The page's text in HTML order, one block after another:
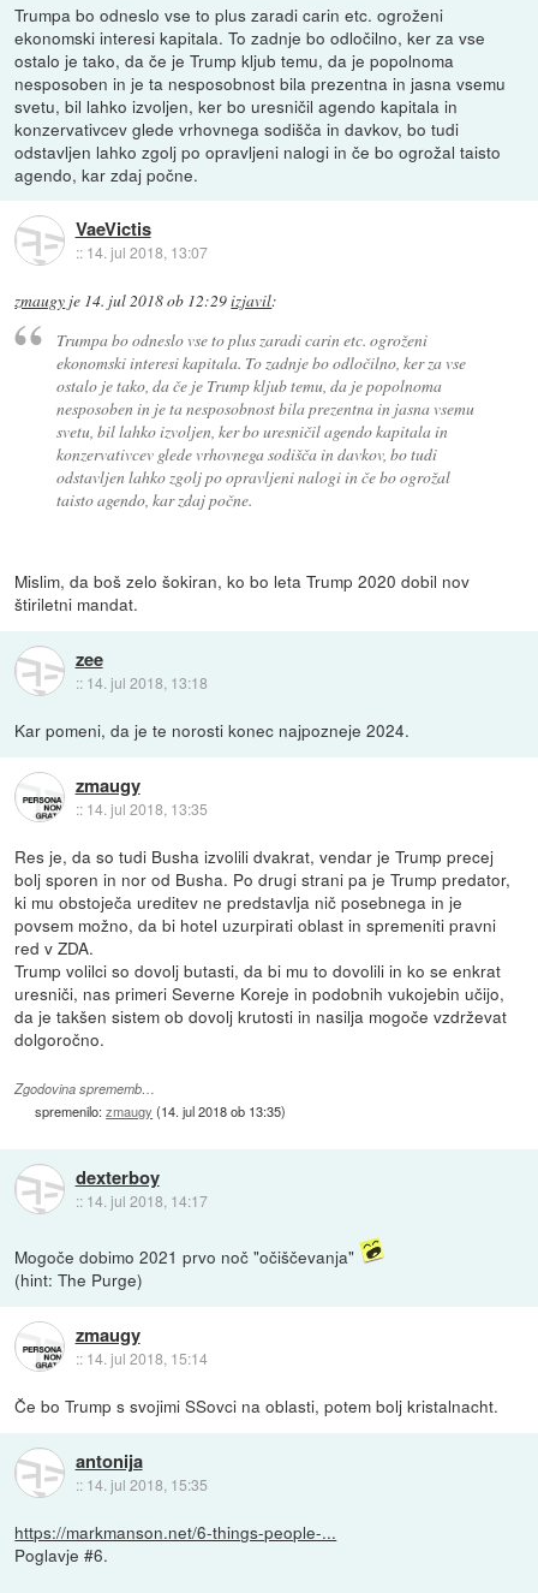
Trumpa bo odneslo vse to plus zaradi carin etc. ogroženi
ekonomski interesi kapitala. To zadnje bo odločilno, ker za vse
ostalo je tako, da če je Trump kljub temu, da je popolnoma
nesposoben in je ta nesposobnost bila prezentna in jasna vsemu
svetu, bil lahko izvoljen, ker bo uresničil agendo kapitala in
konzervativcev glede vrhovnega sodišča in davkov, bo tudi
odstavljen lahko zgolj po opravljeni nalogi in če bo ogrožal taisto
agendo, kar zdaj počne.
VaeVictis
:: 14. jul 2018, 13:07
zmaugy je 14. jul 2018 ob 12:29izjavil:
Trumpa bo odneslo vse to plus zaradi carin etc. ogroženi
ekonomski interesi kapitala. To zadnje bo odločilno, ker za vse
ostalo je tako, da če je Trump kljub temu, da je popolnoma
nesposoben in je ta nesposobnost bila prezentna in jasna vsemu
svetu, bil lahko izvoljen, ker bo uresničil agendo kapitala in
konzervativcev glede vrhovnega sodišča in davkov, bo tudi
odstavljen lahko zgolj po opravljeni nalogi in če bo ogrožal
taisto agendo, kar zdaj počne.
Mislim, da boš zelo šokiran, ko bo leta Trump 2020 dobil nov
štiriletni mandat.
zee
:: 14. jul 2018, 13:18
Kar pomeni, da je te norosti konec najpozneje 2024.
zmaugy
:: 14. jul 2018, 13:35
Res je, da so tudi Busha izvolili dvakrat, vendar je Trump precej
bolj sporen in nor od Busha. Po drugi strani pa je Trump predator,
ki mu obstoječa ureditev ne predstavlja nič posebnega in je
povsem možno, da bi hotel uzurpirati oblast in spremeniti pravni
red v ZDA.
Trump volilci so dovolj butasti, da bi mu to dovolili in ko se enkrat
uresniči, nas primeri Severne Koreje in podobnih vukojebin učijo,
da je takšen sistem ob dovolj krutosti in nasilja mogoče vzdrževat
dolgoročno.
Zgodovina sprememb…
spremenilo:zmaugy (14. jul 2018 ob 13:35)
dexterboy
:: 14. jul 2018, 14:17
Mogoče dobimo 2021 prvo noč "očiščevanja"
(hint: The Purge)
zmaugy
:: 14. jul 2018, 15:14
Če bo Trump s svojimi SSovci na oblasti, potem bolj kristalnacht.
antonija
:: 14. jul 2018, 15:35
https://markmanson.net/6-things-people-...
Poglavje #6.